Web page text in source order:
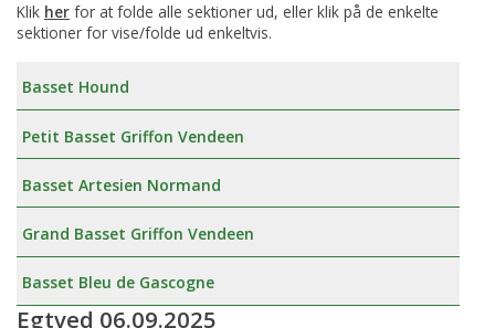
Klik her for at folde alle sektioner ud, eller klik på de enkelte
sektioner for vise/folde ud enkeltvis.
Basset Hound
Petit Basset Griffon Vendeen
Basset Artesien Normand
Grand Basset Griffon Vendeen
Basset Bleu de Gascogne
Egtved 06.09.2025